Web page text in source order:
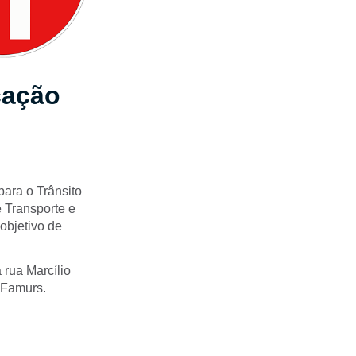
o Trânsito
Transporte e
de
rua Marcílio